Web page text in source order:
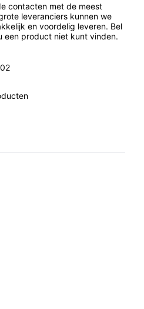
contacten met de meest
leveranciers kunnen we
en voordelig leveren. Bel
een product niet kunt vinden.